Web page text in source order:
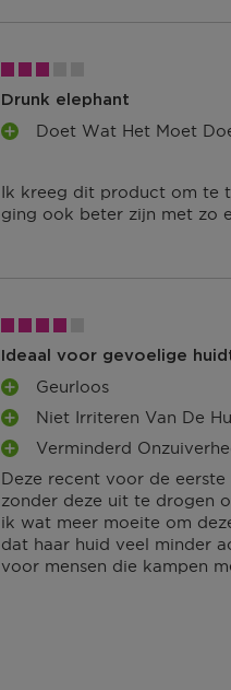
Drunk elephant
Ik kreeg dit product om te
ging ook beter zijn met zo
P
U
P
E
N
Doet Wat Het Moet
Ideaal voor gevoelige
Deze recent voor de
zonder deze uit te drogen
ik wat meer moeite om
dat haar huid veel minder
voor mensen die kampen
P
L
U
S
P
U
N
T
E
Geurloos
P
L
U
P
U
Niet Irriteren Van De
P
L
U
S
P
U
Verminderd